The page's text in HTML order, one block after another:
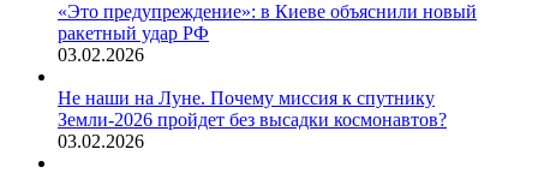
«Это предупреждение»: в Киеве объяснили новый
ракетный удар РФ
03.02.2026
Не наши на Луне. Почему миссия к спутнику
Земли-2026 пройдет без высадки космонавтов?
03.02.2026